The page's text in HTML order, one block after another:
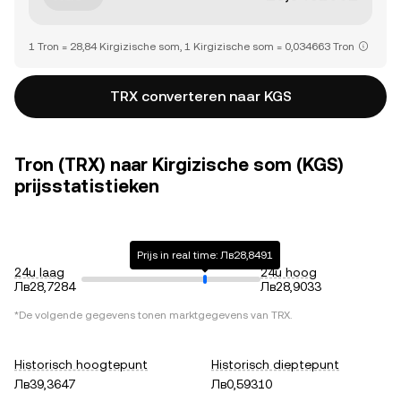
1 Tron = 28,84 Kirgizische som, 1 Kirgizische som = 0,034663 Tron
TRX converteren naar KGS
Tron (TRX) naar Kirgizische som (KGS)
prijsstatistieken
24u laag
Лв28,7284
Prijs in real time: Лв28,8491
24u hoog
Лв28,9033
*De volgende gegevens tonen marktgegevens van TRX.
Historisch hoogtepunt
Лв39,3647
Historisch dieptepunt
Лв0,59310